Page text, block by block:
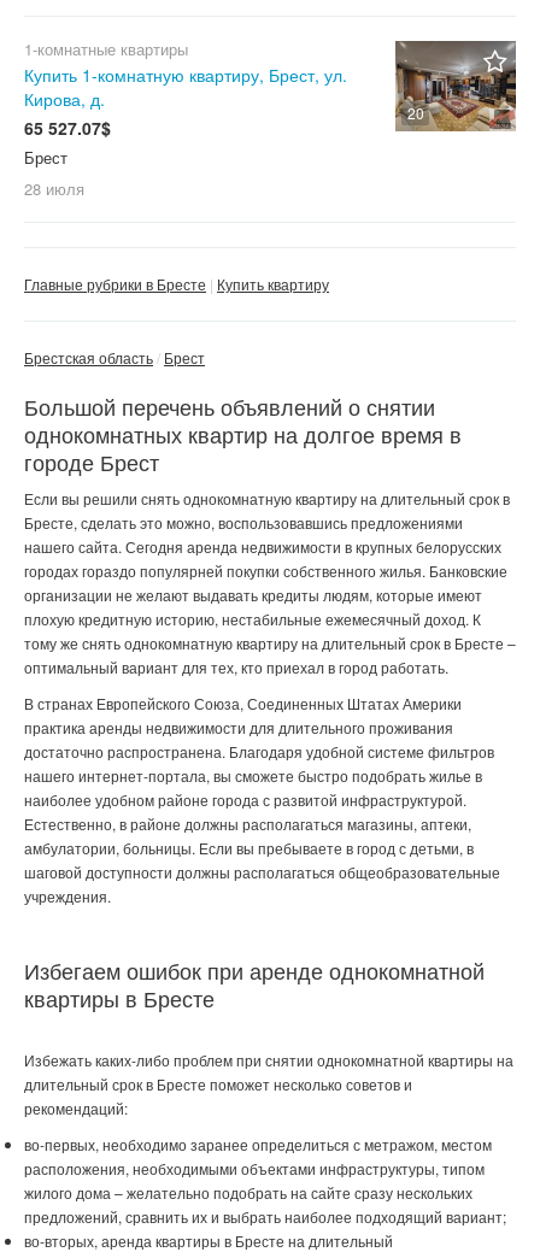
20
1-комнатные квартиры
Купить 1-комнатную квартиру, Брест, ул.
Кирова, д.
65 527.07$
Брест
28 июля
Главные рубрики в Бресте Купить квартиру
Брестская область Брест
Большой перечень объявлений о снятии
однокомнатных квартир на долгое время в
городе Брест
Если вы решили снять однокомнатную квартиру на длительный срок в
Бресте, сделать это можно, воспользовавшись предложениями
нашего сайта. Сегодня аренда недвижимости в крупных белорусских
городах гораздо популярней покупки собственного жилья. Банковские
организации не желают выдавать кредиты людям, которые имеют
плохую кредитную историю, нестабильные ежемесячный доход. К
тому же снять однокомнатную квартиру на длительный срок в Бресте –
оптимальный вариант для тех, кто приехал в город работать.
В странах Европейского Союза, Соединенных Штатах Америки
практика аренды недвижимости для длительного проживания
достаточно распространена. Благодаря удобной системе фильтров
нашего интернет-портала, вы сможете быстро подобрать жилье в
наиболее удобном районе города с развитой инфраструктурой.
Естественно, в районе должны располагаться магазины, аптеки,
амбулатории, больницы. Если вы пребываете в город с детьми, в
шаговой доступности должны располагаться общеобразовательные
учреждения.
Избегаем ошибок при аренде однокомнатной
квартиры в Бресте
Избежать каких-либо проблем при снятии однокомнатной квартиры на
длительный срок в Бресте поможет несколько советов и
рекомендаций:
во-первых, необходимо заранее определиться с метражом, местом
расположения, необходимыми объектами инфраструктуры, типом
жилого дома – желательно подобрать на сайте сразу нескольких
предложений, сравнить их и выбрать наиболее подходящий вариант;
во-вторых, аренда квартиры в Бресте на длительный